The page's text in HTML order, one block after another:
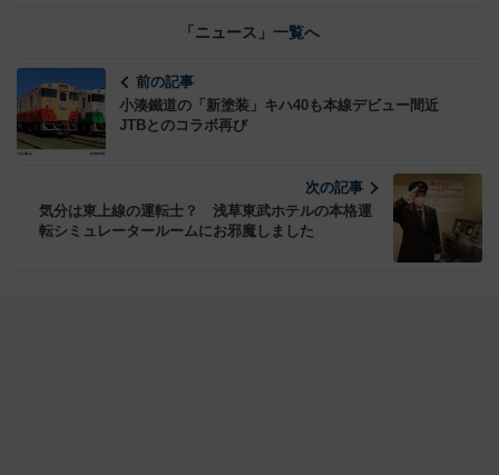
「ニュース」一覧へ
前の記事
小湊鐵道の「新塗装」キハ40も本線デビュー間近
JTBとのコラボ再び
次の記事
気分は東上線の運転士？ 浅草東武ホテルの本格運
転シミュレータールームにお邪魔しました